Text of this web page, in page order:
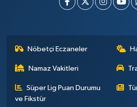
Nöbetçi Eczaneler
Namaz Vakitleri
Süper Lig Puan Durumu
ve Fikstür